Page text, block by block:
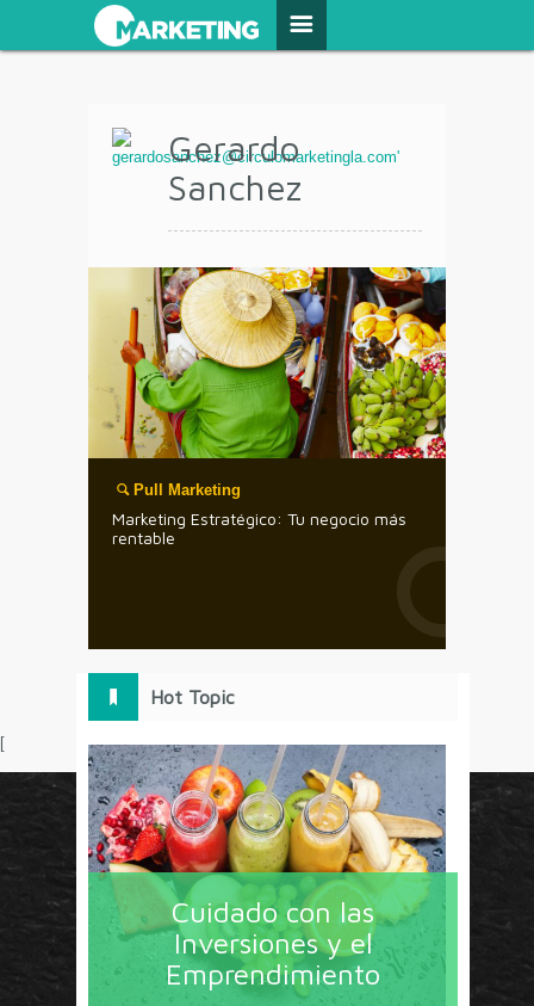
Gerardo
Sanchez
Pull Marketing
Marketing Estratégico: Tu negocio más
rentable
Hot Topic
Cuidado con las
Inversiones y el
Emprendimiento
[
Circulo Marketing concentra lo último en estrategias,
herramientas y tendencias con un enfoque en México
y América Latina. La revista contiene lo imprescindible
en tecnología, nuevas herramientas, liderazgo, redes
sociales y nuevas ideas en marketing. Los contenidos
están escritos por líderes de negocios y dirigidos hacia